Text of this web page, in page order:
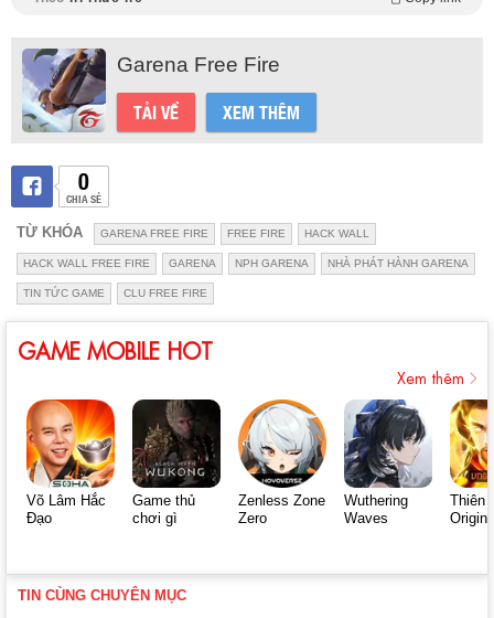
Garena Free Fire
TẢI VỀ XEM THÊM
0
CHIA SẺ
TỪ KHÓA GARENA FREE FIRE FREE FIRE HACK WALL
HACK WALL FREE FIRE GARENA NPH GARENA NHÀ PHÁT HÀNH GARENA
TIN TỨC GAME CLU FREE FIRE
GAME MOBILE HOT
Xem thêm
Võ Lâm Hắc
Đạo
Game thủ
chơi gì
Zenless Zone
Zero
Wuthering
Waves
Thiên
Origin
TIN CÙNG CHUYÊN MỤC